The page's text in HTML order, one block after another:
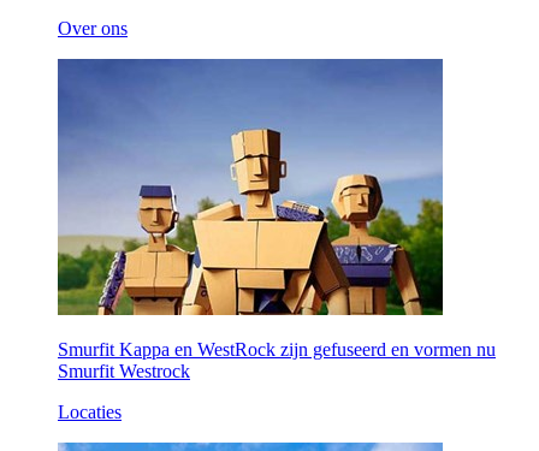
Over ons
Smurfit Kappa en WestRock zijn gefuseerd en vormen nu
Smurfit Westrock
Locaties